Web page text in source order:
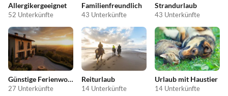
Allergikergeeignet
52 Unterkünfte
Familienfreundlich
43 Unterkünfte
Strandurlaub
43 Unterkünfte
Günstige Ferienwohnungen
27 Unterkünfte
Reiturlaub
14 Unterkünfte
Urlaub mit Haustier
14 Unterkünfte